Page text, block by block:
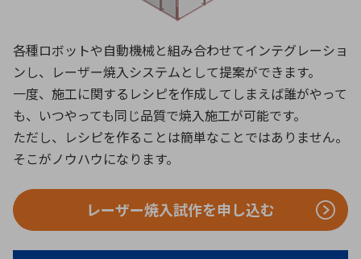
各種ロボットや自動機械と組み合わせてインテグレーショ
ンし、レーザー焼入システムとして提案ができます。
一度、施工に関するレシピを作成してしまえば誰がやって
も、いつやっても同じ品質で焼入施工が可能です。
ただし、レシピを作ることは簡単なことではありません。
そこがノウハウになります。
レーザー焼入試作を申し込む